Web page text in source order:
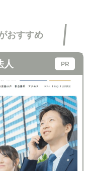
おすすめ
人